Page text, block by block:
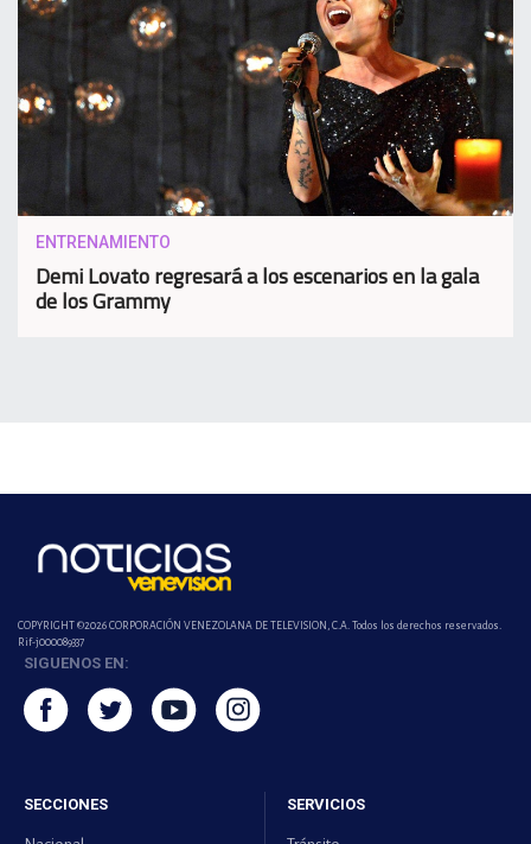
ENTRENAMIENTO
Demi Lovato regresará a los escenarios en la gala
de los Grammy
COPYRIGHT ©2026 CORPORACIÓN VENEZOLANA DE TELEVISION, C.A. Todos los derechos reservados.
Rif-j000089337
SIGUENOS EN:
SECCIONES SERVICIOS